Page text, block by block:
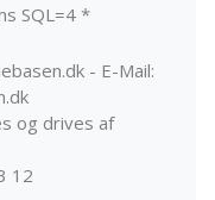
SQL=4 *
- E-Mail:
og drives af
12